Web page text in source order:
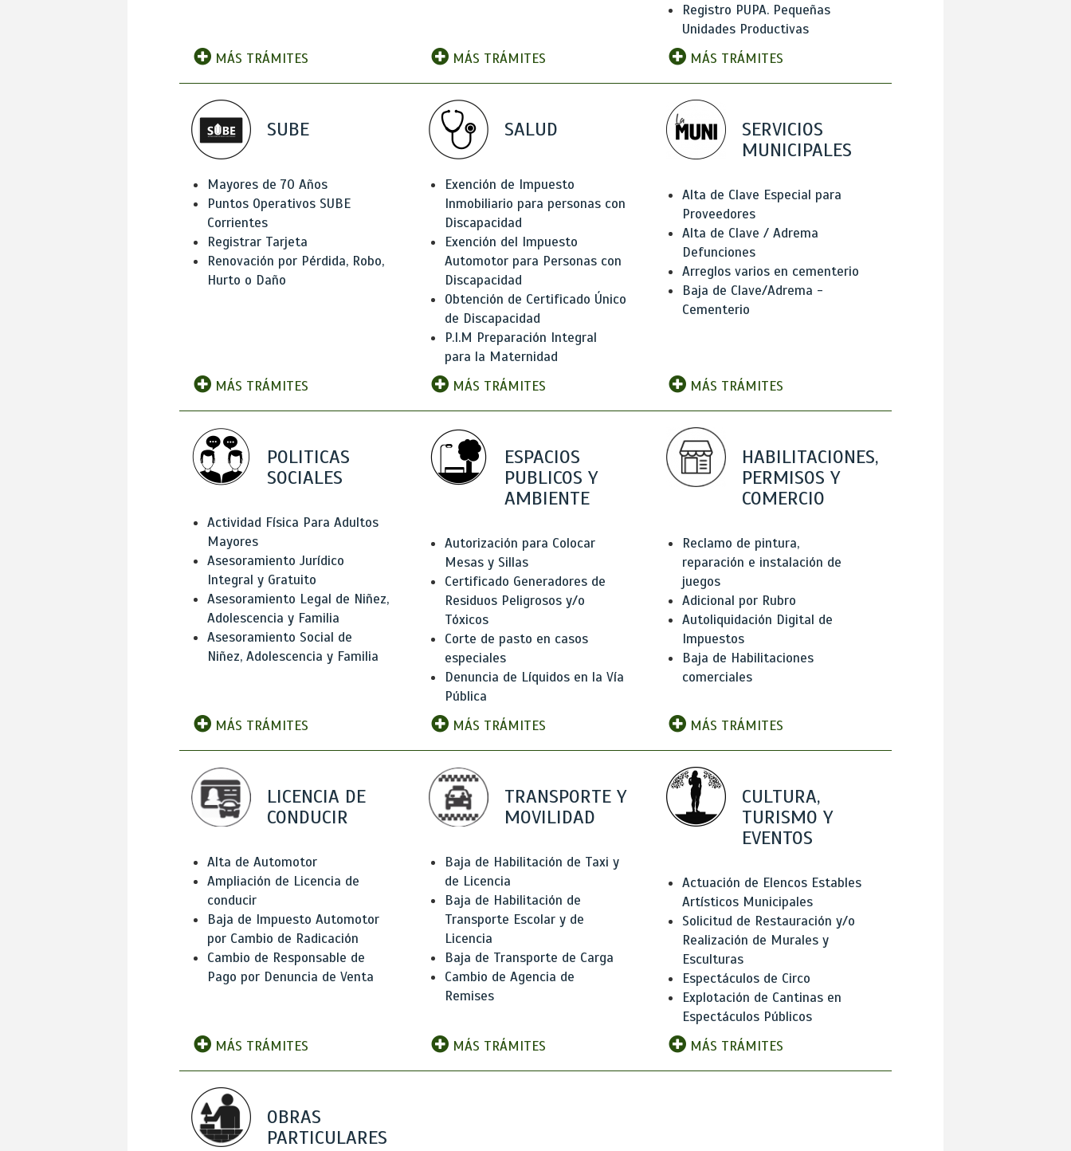
MÁS TRÁMITES MÁS TRÁMITES
Registro PUPA. Pequeñas
Unidades Productivas
MÁS TRÁMITES
SUBE
Mayores de 70 Años
Puntos Operativos SUBE
Corrientes
Registrar Tarjeta
Renovación por Pérdida, Robo,
Hurto o Daño
MÁS TRÁMITES
SALUD
Exención de Impuesto
Inmobiliario para personas con
Discapacidad
Exención del Impuesto
Automotor para Personas con
Discapacidad
Obtención de Certificado Único
de Discapacidad
P.I.M Preparación Integral
para la Maternidad
MÁS TRÁMITES
SERVICIOS
MUNICIPALES
Alta de Clave Especial para
Proveedores
Alta de Clave / Adrema
Defunciones
Arreglos varios en cementerio
Baja de Clave/Adrema -
Cementerio
MÁS TRÁMITES
POLITICAS
SOCIALES
Actividad Física Para Adultos
Mayores
Asesoramiento Jurídico
Integral y Gratuito
Asesoramiento Legal de Niñez,
Adolescencia y Familia
Asesoramiento Social de
Niñez, Adolescencia y Familia
MÁS TRÁMITES
ESPACIOS
PUBLICOS Y
AMBIENTE
Autorización para Colocar
Mesas y Sillas
Certificado Generadores de
Residuos Peligrosos y/o
Tóxicos
Corte de pasto en casos
especiales
Denuncia de Líquidos en la Vía
Pública
MÁS TRÁMITES
HABILITACIONES,
PERMISOS Y
COMERCIO
Reclamo de pintura,
reparación e instalación de
juegos
Adicional por Rubro
Autoliquidación Digital de
Impuestos
Baja de Habilitaciones
comerciales
MÁS TRÁMITES
LICENCIA DE
CONDUCIR
Alta de Automotor
Ampliación de Licencia de
conducir
Baja de Impuesto Automotor
por Cambio de Radicación
Cambio de Responsable de
Pago por Denuncia de Venta
MÁS TRÁMITES
TRANSPORTE Y
MOVILIDAD
Baja de Habilitación de Taxi y
de Licencia
Baja de Habilitación de
Transporte Escolar y de
Licencia
Baja de Transporte de Carga
Cambio de Agencia de
Remises
MÁS TRÁMITES
CULTURA,
TURISMO Y
EVENTOS
Actuación de Elencos Estables
Artísticos Municipales
Solicitud de Restauración y/o
Realización de Murales y
Esculturas
Espectáculos de Circo
Explotación de Cantinas en
Espectáculos Públicos
MÁS TRÁMITES
OBRAS
PARTICULARES